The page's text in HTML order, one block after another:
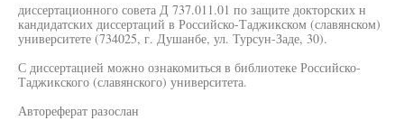
диссертационного совета Д 737.011.01 по защите докторских н
кандидатских диссертаций в Российско-Таджикском (славянском)
университете (734025, г. Душанбе, ул. Турсун-Заде, 30).
С диссертацией можно ознакомиться в библиотеке Российско-
Таджикского (славянского) университета.
Автореферат разослан